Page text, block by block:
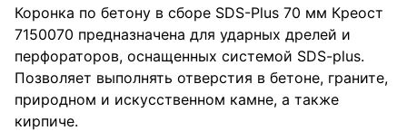
Коронка по бетону в сборе SDS-Plus 70 мм Креост
7150070 предназначена для ударных дрелей и
перфораторов, оснащенных системой SDS-plus.
Позволяет выполнять отверстия в бетоне, граните,
природном и искусственном камне, а также
кирпиче.